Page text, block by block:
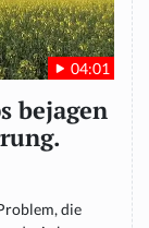
04:01
bejagen
die